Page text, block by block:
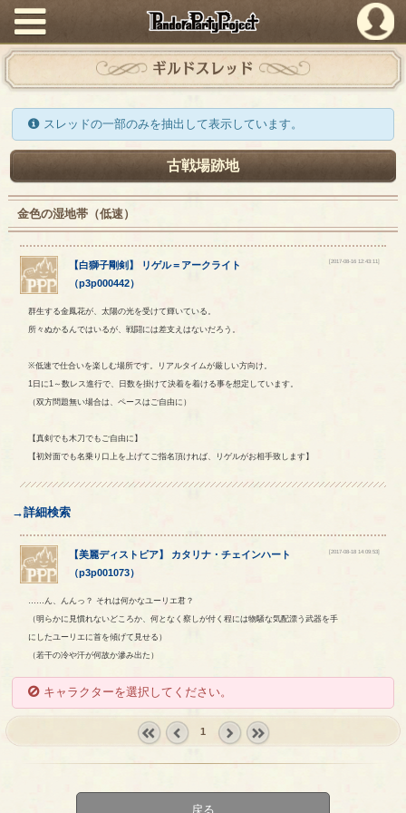
PandoraPartyProject
ギルドスレッド
スレッドの一部のみを抽出して表示しています。
古戦場跡地
金色の湿地帯（低速）
【白獅子剛剣 】 リゲル＝ アークライト
（p3p000442）
[2017-08-16 12:43:11]
群生する金鳳花が、太陽の光を受けて輝いている。
所々ぬかるんではいるが、戦闘には差支えはないだろう。
※低速で仕合いを楽しむ場所です。リアルタイムが厳しい方向け。
1日に1～数レス進行で、日数を掛けて決着を着ける事を想定しています。
（双方問題無い場合は、ペースはご自由に）
【真剣でも木刀でもご自由に】
【初対面でも名乗り口上を上げてご指名頂ければ、リゲルがお相手致します】
→詳細検索
【美麗ディストピア】 カタリナ ・チェインハート
（p3p001073）
[2017-08-18 14:09:53]
……ん、んんっ？ それは何かなユーリエ君？
（明らかに見慣れないどころか、何となく察しが付く程には物騒な気配漂う武器を手
にしたユーリエに首を傾げて見せる）
（若干の冷や汗が何故か滲み出た）
キャラクターを選択してください。
1
戻る